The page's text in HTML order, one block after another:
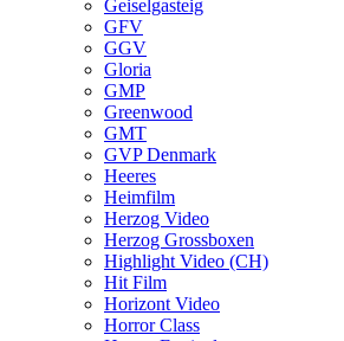
Geiselgasteig
GFV
GGV
Gloria
GMP
Greenwood
GMT
GVP Denmark
Heeres
Heimfilm
Herzog Video
Herzog Grossboxen
Highlight Video (CH)
Hit Film
Horizont Video
Horror Class